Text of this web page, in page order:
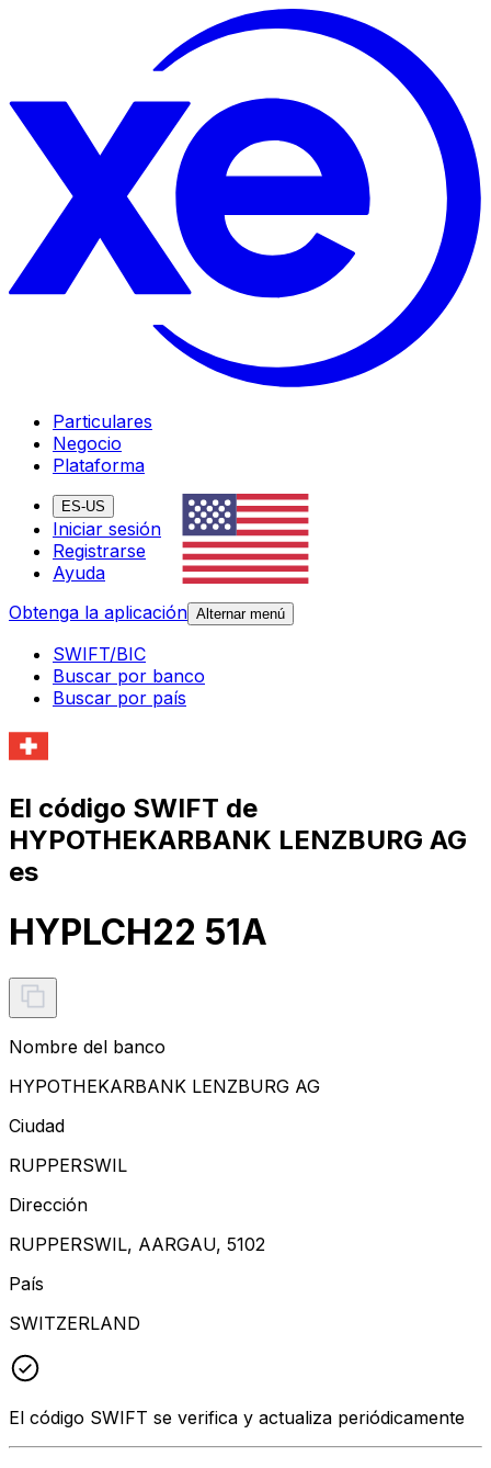
Particulares
Negocio
Plataforma
ES-US
Iniciar sesión
Registrarse
Ayuda
Obtenga la aplicación Alternar menú
SWIFT/BIC
Buscar por banco
Buscar por país
El código SWIFT de
HYPOTHEKARBANK LENZBURG AG
es
HYPLCH22 51A
Nombre del banco
HYPOTHEKARBANK LENZBURG AG
Ciudad
RUPPERSWIL
Dirección
RUPPERSWIL, AARGAU, 5102
País
SWITZERLAND
El código SWIFT se verifica y actualiza periódicamente